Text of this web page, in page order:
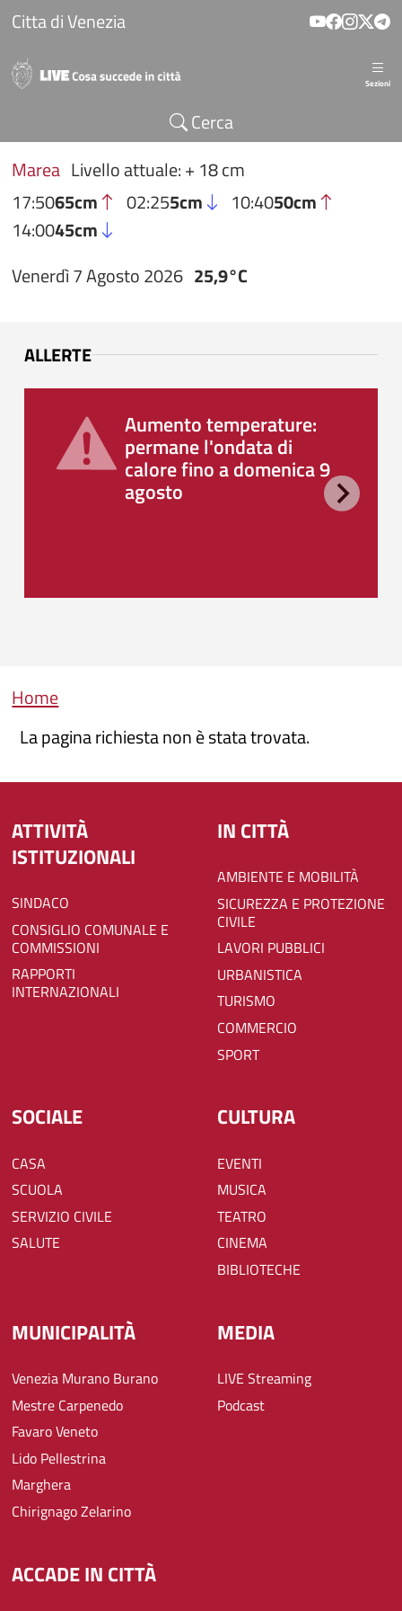
Salta al contenuto principale
Citta di Venezia
Sezioni
Cerca
Marea Livello attuale: + 18 cm
17:5065cm 02:255cm 10:4050cm
14:0045cm
Venerdì 7 Agosto 2026 25,9°C
ALLERTE
Aumento temperature:
permane l'ondata di
calore fino a domenica 9
agosto
Briciole di pane
Home
La pagina richiesta non è stata trovata.
ATTIVITÀ
ISTITUZIONALI
SINDACO
CONSIGLIO COMUNALE E
COMMISSIONI
RAPPORTI
INTERNAZIONALI
IN CITTÀ
AMBIENTE E MOBILITÀ
SICUREZZA E PROTEZIONE
CIVILE
LAVORI PUBBLICI
URBANISTICA
TURISMO
COMMERCIO
SPORT
SOCIALE
CASA
SCUOLA
SERVIZIO CIVILE
SALUTE
CULTURA
EVENTI
MUSICA
TEATRO
CINEMA
BIBLIOTECHE
MUNICIPALITÀ
Venezia Murano Burano
Mestre Carpenedo
Favaro Veneto
Lido Pellestrina
Marghera
Chirignago Zelarino
MEDIA
LIVE Streaming
Podcast
ACCADE IN CITTÀ